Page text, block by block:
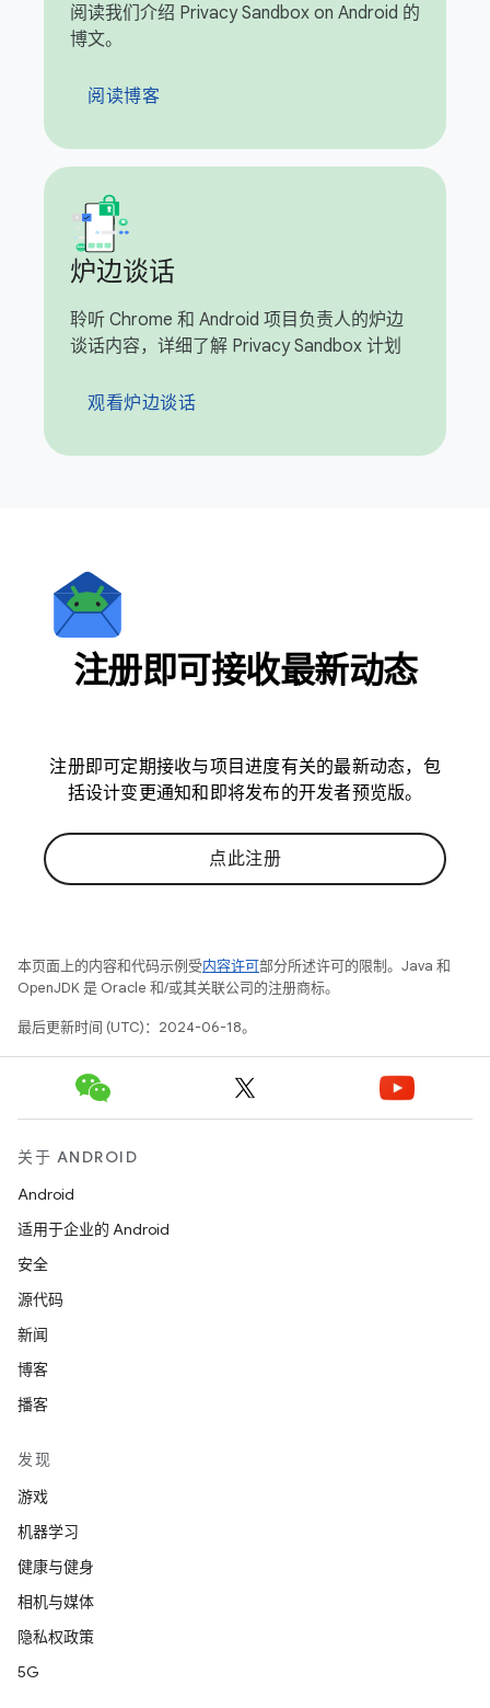
阅读我们介绍 Privacy Sandbox on Android 的
博文。
阅读博客
炉边谈话
聆听 Chrome 和 Android 项目负责人的炉边
谈话内容，详细了解 Privacy Sandbox 计划
观看炉边谈话
注册即可接收最新动态
注册即可定期接收与项目进度有关的最新动态，包
括设计变更通知和即将发布的开发者预览版。
点此注册
本页面上的内容和代码示例受内容许可部分所述许可的限制。Java 和
OpenJDK 是 Oracle 和/或其关联公司的注册商标。
最后更新时间 (UTC)：2024-06-18。
关于 ANDROID
Android
适用于企业的 Android
安全
源代码
新闻
博客
播客
发现
游戏
机器学习
健康与健身
相机与媒体
隐私权政策
5G